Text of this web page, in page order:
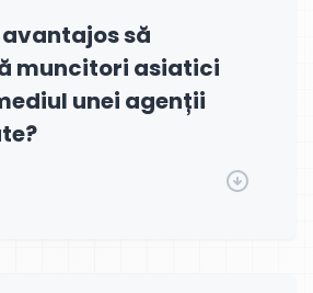
avantajos să
muncitori asiatici
unei agenții